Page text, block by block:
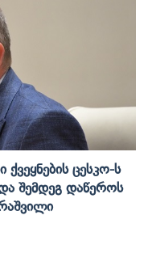
Ცესკო-Ს
Შემდეგ Დაწეროს